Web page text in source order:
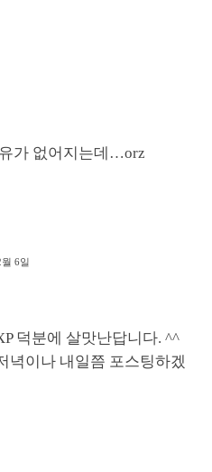
가 없어지는데…orz
6일
덕분에 살맛난답니다. ^^
녁이나 내일쯤 포스팅하겠